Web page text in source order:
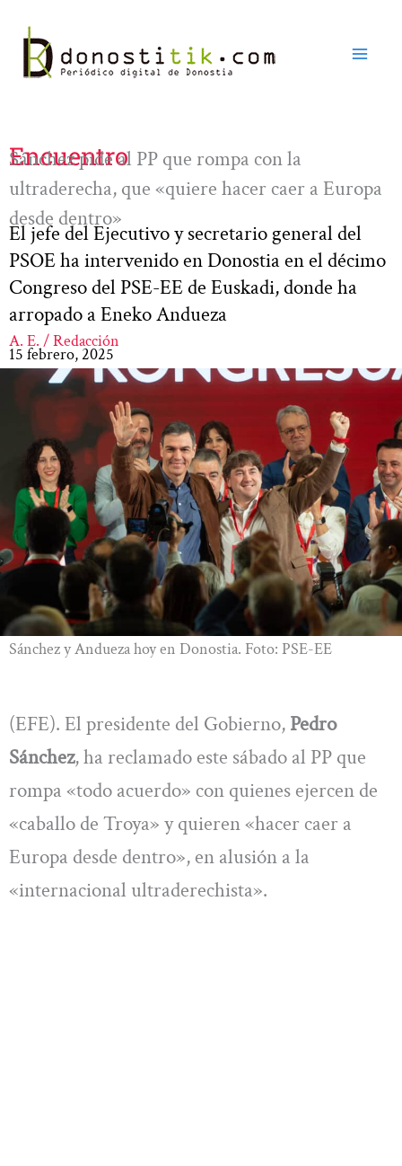
contenido
Encuentro
Sánchez pide al PP que rompa con la
ultraderecha, que «quiere hacer caer a Europa
desde dentro»
El jefe del Ejecutivo y secretario general del
PSOE ha intervenido en Donostia en el décimo
Congreso del PSE-EE de Euskadi, donde ha
arropado a Eneko Andueza
A. E. / Redacción
15 febrero, 2025
Sánchez y Andueza hoy en Donostia. Foto: PSE-EE
(EFE). El presidente del Gobierno, Pedro
Sánchez, ha reclamado este sábado al PP que
rompa «todo acuerdo» con quienes ejercen de
«caballo de Troya» y quieren «hacer caer a
Europa desde dentro», en alusión a la
«internacional ultraderechista».